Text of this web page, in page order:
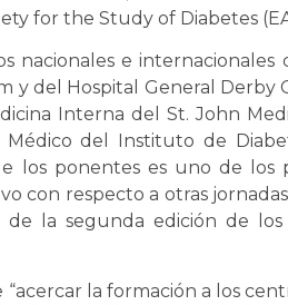
for the Study of Diabetes
nacionales e internacionales
del Hospital General Derby
Interna del St. John
Médico del Instituto de
los ponentes es uno de los
con respecto a otras
la segunda edición de
la formación a los